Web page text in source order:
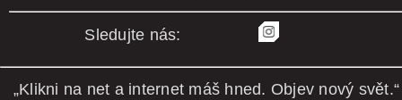
Sledujte nás:
„Klikni na net a internet máš hned. Objev nový svět.“